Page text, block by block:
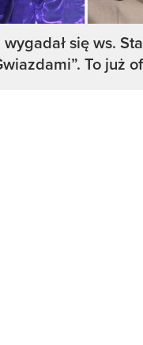
się ws.
To już